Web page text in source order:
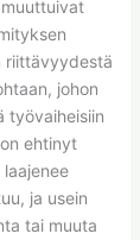
riittävyydestä
johon
työvaiheisiin
ehtinyt
ja usein
tai muuta